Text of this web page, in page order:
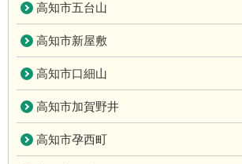
高知市五台山
高知市新屋敷
高知市口細山
高知市加賀野井
高知市孕西町